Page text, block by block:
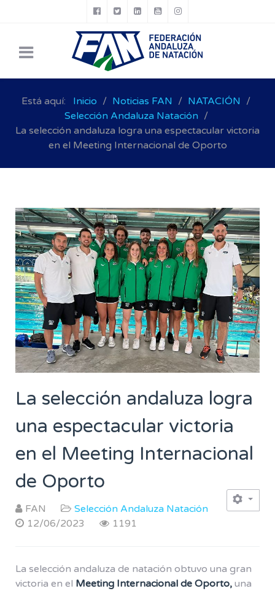
Está aquí: Inicio Noticias FAN
NATACIÓN
Selección Andaluza Natación
La selección andaluza logra una espectacular victoria
en el Meeting Internacional de Oporto
La selección andaluza logra
una espectacular victoria
en el Meeting Internacional
de Oporto
FAN
Selección Andaluza Natación
12/06/2023
1191
La selección andaluza de natación obtuvo una gran
victoria en el Meeting Internacional de Oporto, una